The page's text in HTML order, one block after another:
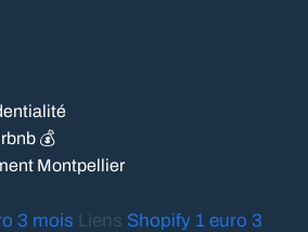
💰
Montpellier
3 mois Liens Shopify 1 euro 3